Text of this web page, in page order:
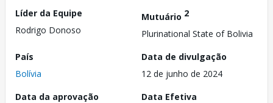
Líder da Equipe
Rodrigo Donoso
Mutuário 2
Plurinational State of Bolivia
País
Bolívia
Data de divulgação
12 de junho de 2024
Data da aprovação
Data Efetiva